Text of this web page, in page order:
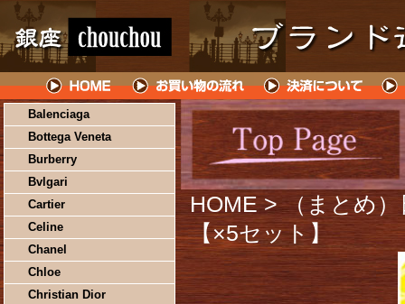
Balenciaga
Bottega Veneta
Burberry
Bvlgari
Cartier
Celine
Chanel
Chloe
Christian Dior
HOME > （まとめ
【×5セット】